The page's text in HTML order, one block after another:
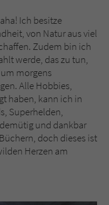
Ich besitze
von Natur aus viel
Zudem bin ich
werde, das zu tun,
morgens
Alle Hobbies,
haben, kann ich in
Superhelden,
und dankbar
doch dieses ist
Herzen am